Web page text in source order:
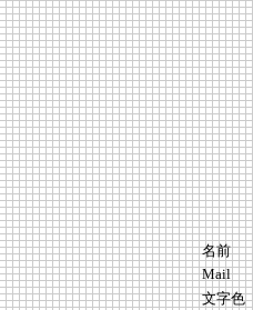
名前
Mail
文字色